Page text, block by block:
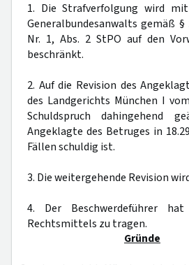
1. Die Strafverfolgung wird
Generalbundesanwalts gemäß §
Nr. 1, Abs. 2 StPO auf den
beschränkt.
2. Auf die Revision des
des Landgerichts München I
Schuldspruch dahingehend
Angeklagte des Betruges in
Fällen schuldig ist.
3. Die weitergehende Revision
4. Der Beschwerdeführer
Rechtsmittels zu tragen.
Gründe